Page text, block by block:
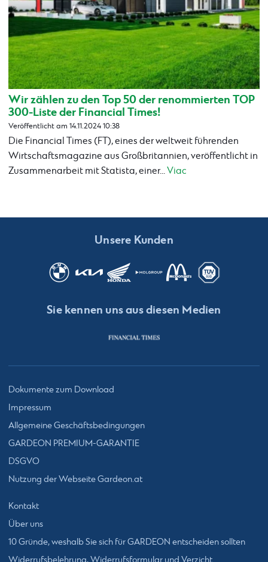
Wir zählen zu den Top 50 der renommierten TOP
300-Liste der Financial Times!
Veröffentlicht am 14.11.2024 10:38
Die Financial Times (FT), eines der weltweit führenden
Wirtschaftsmagazine aus Großbritannien, veröffentlicht in
Zusammenarbeit mit Statista, einer...Viac
Unsere Kunden
Sie kennen uns aus diesen Medien
Dokumente zum Download
Impressum
Allgemeine Geschäftsbedingungen
GARDEON PREMIUM-GARANTIE
DSGVO
Nutzung der Webseite Gardeon.at
Kontakt
Über uns
10 Gründe, weshalb Sie sich für GARDEON entscheiden sollten